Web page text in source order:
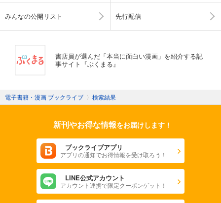
みんなの公開リスト 先行配信
書店員が選んだ「本当に面白い漫画」を紹介する記
事サイト『ぶくまる』
電子書籍・漫画 ブックライブ 〉 検索結果
新刊やお得な情報をお届けします！
ブックライブアプリ
アプリの通知でお得情報を受け取ろう！
LINE公式アカウント
アカウント連携で限定クーポンゲット！